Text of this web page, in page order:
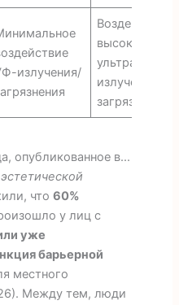
излучения/
Воздействие
высокого
излучения/
загрязнения
опубликованное в...
что 60%
у лиц с
уже
барьерной
местного
Между тем, люди